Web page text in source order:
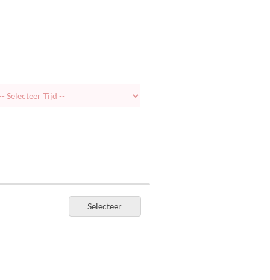
Selecteer